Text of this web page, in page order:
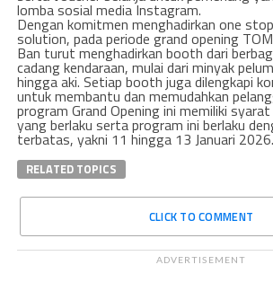
lomba sosial media Instagram.
Dengan komitmen menghadirkan one
solution, pada periode grand opening
Ban turut menghadirkan booth dari
cadang kendaraan, mulai dari minyak
hingga aki. Setiap booth juga dilengkapi
untuk membantu dan memudahkan
program Grand Opening ini memiliki
yang berlaku serta program ini berlaku
terbatas, yakni 11 hingga 13 Januari 2026.
RELATED TOPICS
CLICK TO COMMENT
ADVERTISEMENT